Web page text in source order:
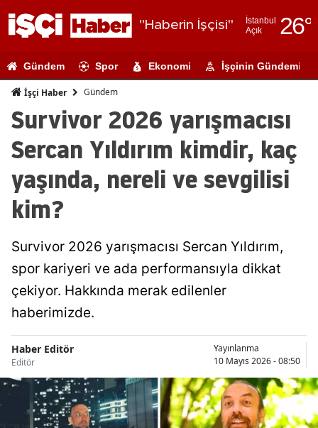
"Haberin İşçisi"
İstanbul
Açık
26°
Adıyaman
Ağrı
Amasya
Ankara
Artvin
Aydın
Bilecik
Bingöl
Bitlis
Bolu
Gündem Spor Ekonomi İşçinin Gündemi
İşçi Haber Gündem
Survivor 2026 yarışmacısı
Sercan Yıldırım kimdir, kaç
yaşında, nereli ve sevgilisi
kim?
Survivor 2026 yarışmacısı Sercan Yıldırım,
spor kariyeri ve ada performansıyla dikkat
çekiyor. Hakkında merak edilenler
haberimizde.
Haber Editör
Editör
Yayınlanma
10 Mayıs 2026 - 08:50